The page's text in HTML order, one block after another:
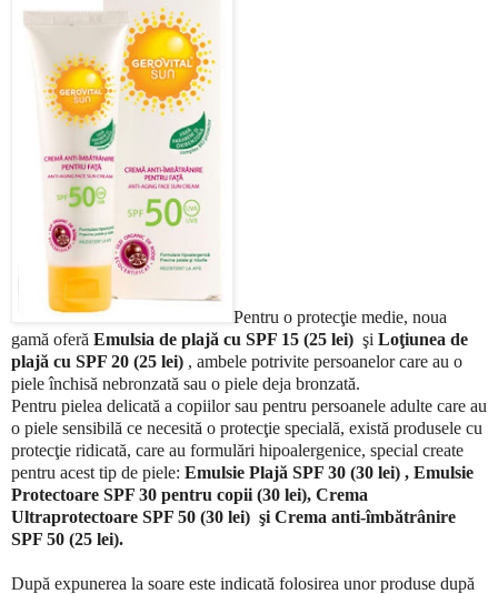
Pentru o protecţie medie, noua
gamă oferă Emulsia de plajă cu SPF 15 (25 lei) şi Loţiunea de
plajă cu SPF 20 (25 lei) , ambele potrivite persoanelor care au o
piele închisă nebronzată sau o piele deja bronzată.
Pentru pielea delicată a copiilor sau pentru persoanele adulte care au
o piele sensibilă ce necesită o protecţie specială, există produsele cu
protecţie ridicată, care au formulări hipoalergenice, special create
pentru acest tip de piele: Emulsie Plajă SPF 30 (30 lei) , Emulsie
Protectoare SPF 30 pentru copii (30 lei), Crema
Ultraprotectoare SPF 50 (30 lei) şi Crema anti-îmbătrânire
SPF 50 (25 lei).
După expunerea la soare este indicată folosirea unor produse după